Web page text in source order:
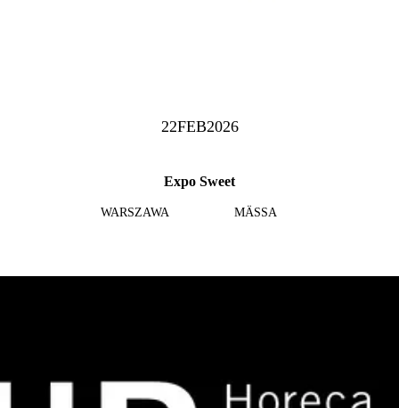
22FEB2026
Expo Sweet
WARSZAWA MÄSSA